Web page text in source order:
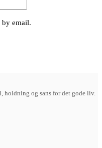
email.
holdning og sans for det gode liv.